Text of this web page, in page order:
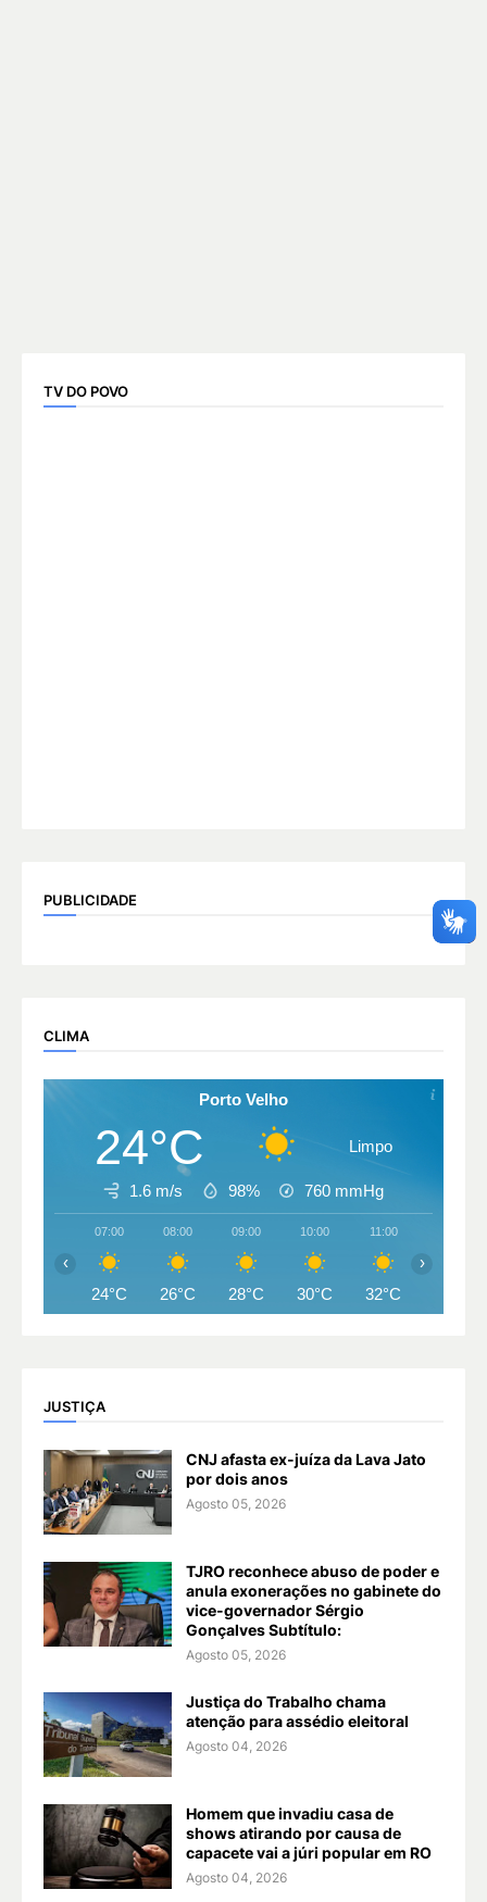
TV DO POVO
PUBLICIDADE
CLIMA
Porto Velho
24°C Limpo
1.6 m/s 98% 760 mmHg
07:00
24°C
08:00
26°C
09:00
28°C
10:00
30°C
11:00
32°C
‹ ›
JUSTIÇA
CNJ afasta ex-juíza da Lava Jato
por dois anos
Agosto 05, 2026
TJRO reconhece abuso de poder e
anula exonerações no gabinete do
vice-governador Sérgio
Gonçalves Subtítulo:
Agosto 05, 2026
Justiça do Trabalho chama
atenção para assédio eleitoral
Agosto 04, 2026
Homem que invadiu casa de
shows atirando por causa de
capacete vai a júri popular em RO
Agosto 04, 2026